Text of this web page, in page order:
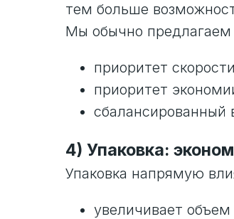
тем больше
Мы обычно предлагаем
приоритет скорости
приоритет
сбалансированный
4) Упаковка:
Упаковка напрямую
увеличивает объем